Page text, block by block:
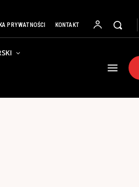
PRYWATNOŚCI KONTAKT